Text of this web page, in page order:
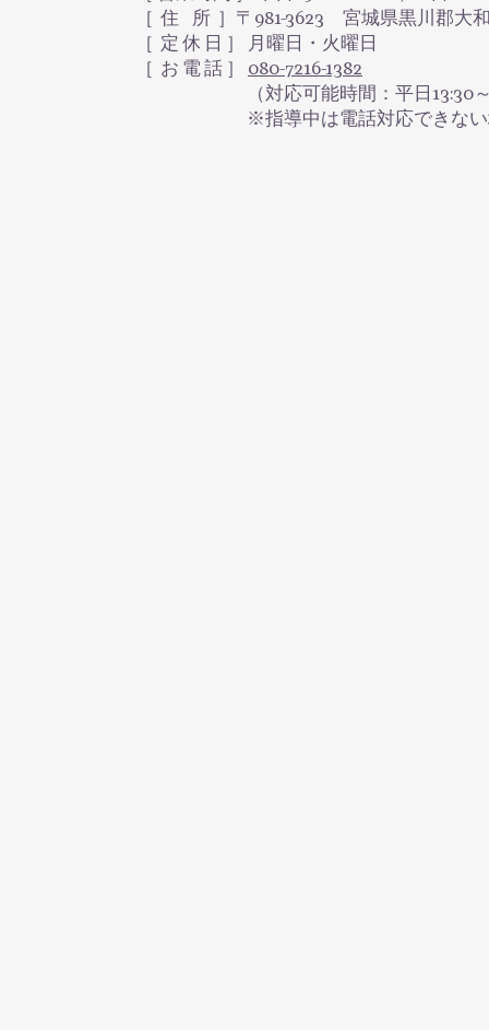
［ 住 所 ］〒981-3623 宮城県黒川郡大
​［ 定 休 日 ］ 月曜日・火曜日
［ お 電 話 ］ 080-7216-1382
（対応可能時間：平日13:30～
※指導中は電話対応できない場合